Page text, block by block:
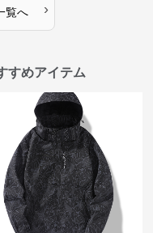
覧へ ›
すめアイテム